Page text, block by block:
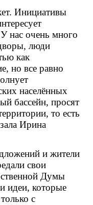
Инициативы
нас очень много
люди
как
но все равно
населённых
бассейн, просят
то есть
Ирина
и жители
свои
Думы
идеи, которые
с